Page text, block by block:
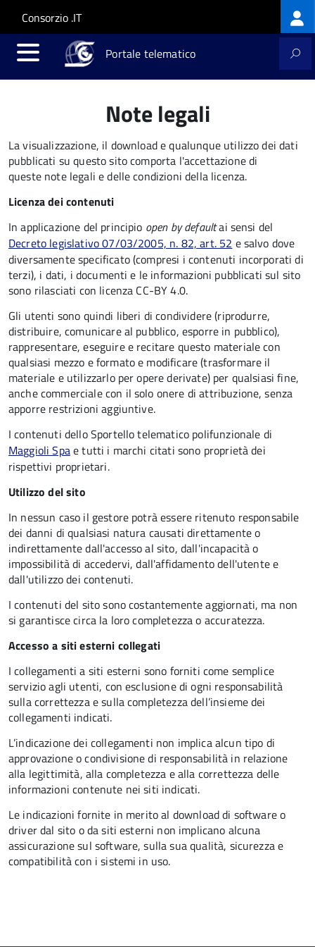
Salta al contenuto principale
Skip to site navigation
Consorzio .IT
Portale telematico
Note legali
La visualizzazione, il download e qualunque utilizzo dei dati
pubblicati su questo sito comporta l'accettazione di
queste note legali e delle condizioni della licenza.
Licenza dei contenuti
In applicazione del principio open by defaultai sensi del
Decreto legislativo 07/03/2005, n. 82, art. 52 e salvo dove
diversamente specificato (compresi i contenuti incorporati di
terzi), i dati, i documenti e le informazioni pubblicati sul sito
sono rilasciati con licenza CC-BY 4.0.
Gli utenti sono quindi liberi di condividere (riprodurre,
distribuire, comunicare al pubblico, esporre in pubblico),
rappresentare, eseguire e recitare questo materiale con
qualsiasi mezzo e formato e modificare (trasformare il
materiale e utilizzarlo per opere derivate) per qualsiasi fine,
anche commerciale con il solo onere di attribuzione, senza
apporre restrizioni aggiuntive.
I contenuti dello Sportello telematico polifunzionale di
Maggioli Spae tutti i marchi citati sono proprietà dei
rispettivi proprietari.
Utilizzo del sito
In nessun caso il gestore potrà essere ritenuto responsabile
dei danni di qualsiasi natura causati direttamente o
indirettamente dall'accesso al sito, dall'incapacità o
impossibilità di accedervi, dall'affidamento dell'utente e
dall'utilizzo dei contenuti.
I contenuti del sito sono costantemente aggiornati, ma non
si garantisce circa la loro completezza o accuratezza.
Accesso a siti esterni collegati
I collegamenti a siti esterni sono forniti come semplice
servizio agli utenti, con esclusione di ogni responsabilità
sulla correttezza e sulla completezza dell’insieme dei
collegamenti indicati.
L’indicazione dei collegamenti non implica alcun tipo di
approvazione o condivisione di responsabilità in relazione
alla legittimità, alla completezza e alla correttezza delle
informazioni contenute nei siti indicati.
Le indicazioni fornite in merito al download di software o
driver dal sito o da siti esterni non implicano alcuna
assicurazione sul software, sulla sua qualità, sicurezza e
compatibilità con i sistemi in uso.